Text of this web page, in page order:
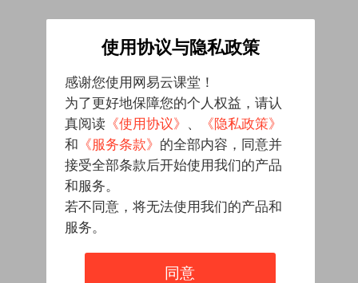
使用协议与隐私政策
感谢您使用网易云课堂！
为了更好地保障您的个人权益，请认
真阅读 《使用协议》 、
《隐私政策》
和 《服务条款》 的全部内容，同意并
接受全部条款后开始使用我们的产品
和服务。
若不同意，将无法使用我们的产品和
服务。
同意